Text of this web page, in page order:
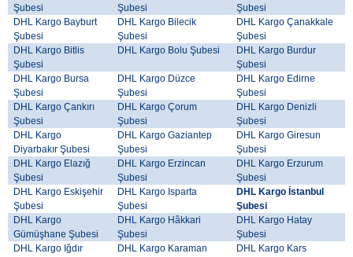
Şubesi
Şubesi
Şubesi
DHL Kargo Bayburt
Şubesi
DHL Kargo Bilecik
Şubesi
DHL Kargo Çanakkale
Şubesi
DHL Kargo Bitlis
Şubesi
DHL Kargo Bolu Şubesi
DHL Kargo Burdur
Şubesi
DHL Kargo Bursa
Şubesi
DHL Kargo Düzce
Şubesi
DHL Kargo Edirne
Şubesi
DHL Kargo Çankırı
Şubesi
DHL Kargo Çorum
Şubesi
DHL Kargo Denizli
Şubesi
DHL Kargo
Diyarbakır Şubesi
DHL Kargo Gaziantep
Şubesi
DHL Kargo Giresun
Şubesi
DHL Kargo Elazığ
Şubesi
DHL Kargo Erzincan
Şubesi
DHL Kargo Erzurum
Şubesi
DHL Kargo Eskişehir
Şubesi
DHL Kargo Isparta
Şubesi
DHL Kargo İstanbul
Şubesi
DHL Kargo
Gümüşhane Şubesi
DHL Kargo Hâkkari
Şubesi
DHL Kargo Hatay
Şubesi
DHL Kargo Iğdır
DHL Kargo Karaman
DHL Kargo Kars